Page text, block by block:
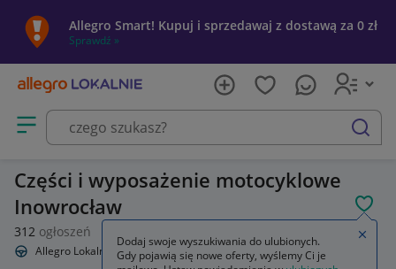
Allegro Smart! Kupuj i sprzedawaj z dostawą za 0 zł
Sprawdź »
Otwórz menu z kategoriami
szukaj
Części i wyposażenie motocyklowe
Inowrocław
312 ogłoszeń
Allegro Lokalnie Motoryzacja Części i wyposażenie motocyklowe
Dodaj swoje wyszukiwania do ulubionych.
Gdy pojawią się nowe oferty, wyślemy Ci je